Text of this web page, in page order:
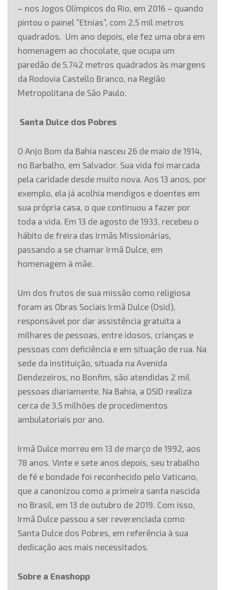
– nos Jogos Olímpicos do Rio, em 2016 – quando
pintou o painel “Etnias”, com 2,5 mil metros
quadrados. Um ano depois, ele fez uma obra em
homenagem ao chocolate, que ocupa um
paredão de 5.742 metros quadrados às margens
da Rodovia Castello Branco, na Região
Metropolitana de São Paulo.
Santa Dulce dos Pobres
O Anjo Bom da Bahia nasceu 26 de maio de 1914,
no Barbalho, em Salvador. Sua vida foi marcada
pela caridade desde muito nova. Aos 13 anos, por
exemplo, ela já acolhia mendigos e doentes em
sua própria casa, o que continuou a fazer por
toda a vida. Em 13 de agosto de 1933, recebeu o
hábito de freira das Irmãs Missionárias,
passando a se chamar Irmã Dulce, em
homenagem à mãe.
Um dos frutos de sua missão como religiosa
foram as Obras Sociais Irmã Dulce (Osid),
responsável por dar assistência gratuita a
milhares de pessoas, entre idosos, crianças e
pessoas com deficiência e em situação de rua. Na
sede da instituição, situada na Avenida
Dendezeiros, no Bonfim, são atendidas 2 mil
pessoas diariamente. Na Bahia, a OSID realiza
cerca de 3,5 milhões de procedimentos
ambulatoriais por ano.
Irmã Dulce morreu em 13 de março de 1992, aos
78 anos. Vinte e sete anos depois, seu trabalho
de fé e bondade foi reconhecido pelo Vaticano,
que a canonizou como a primeira santa nascida
no Brasil, em 13 de outubro de 2019. Com isso,
Irmã Dulce passou a ser reverenciada como
Santa Dulce dos Pobres, em referência à sua
dedicação aos mais necessitados.
Sobre a Enashopp